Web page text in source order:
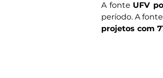
A fonte UFV
período. A fonte
projetos com